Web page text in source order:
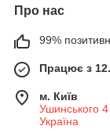
Про нас
99%
Працює з
м. Київ
Ушинського
Україна